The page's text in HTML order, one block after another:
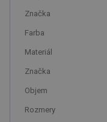
Značka
Farba
Materiál
Značka
Objem
Rozmery